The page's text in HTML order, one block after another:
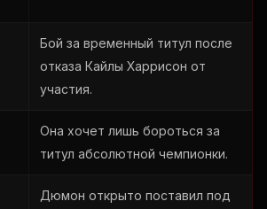
Бой за временный титул после
отказа Кайлы Харрисон от
участия.
Она хочет лишь бороться за
титул абсолютной чемпионки.
Дюмон открыто поставил под